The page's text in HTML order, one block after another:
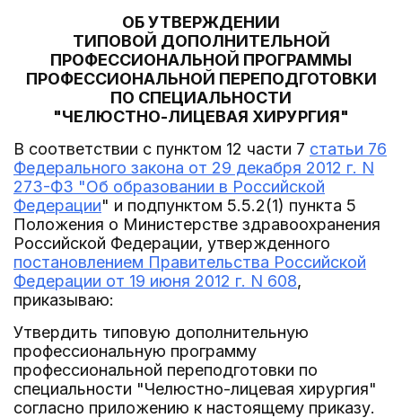
ОБ УТВЕРЖДЕНИИ
ТИПОВОЙ ДОПОЛНИТЕЛЬНОЙ
ПРОФЕССИОНАЛЬНОЙ ПРОГРАММЫ
ПРОФЕССИОНАЛЬНОЙ ПЕРЕПОДГОТОВКИ
ПО СПЕЦИАЛЬНОСТИ
"ЧЕЛЮСТНО-ЛИЦЕВАЯ ХИРУРГИЯ"
В соответствии с пунктом 12 части 7 статьи 76
Федерального закона от 29 декабря 2012 г. N
273-ФЗ "Об образовании в Российской
Федерации" и подпунктом 5.5.2(1) пункта 5
Положения о Министерстве здравоохранения
Российской Федерации, утвержденного
постановлением Правительства Российской
Федерации от 19 июня 2012 г. N 608,
приказываю:
Утвердить типовую дополнительную
профессиональную программу
профессиональной переподготовки по
специальности "Челюстно-лицевая хирургия"
согласно приложению к настоящему приказу.